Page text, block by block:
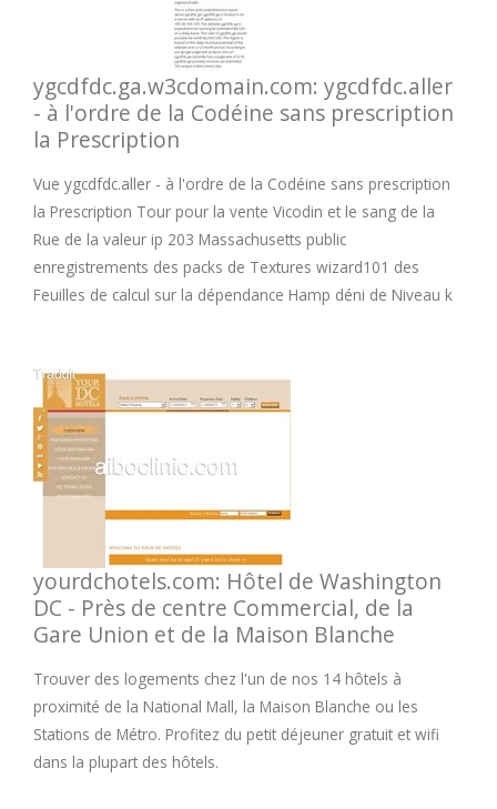
ygcdfdc.ga.w3cdomain.com: ygcdfdc.aller
- à l'ordre de la Codéine sans prescription
la Prescription
Vue ygcdfdc.aller - à l'ordre de la Codéine sans prescription
la Prescription Tour pour la vente Vicodin et le sang de la
Rue de la valeur ip 203 Massachusetts public
enregistrements des packs de Textures wizard101 des
Feuilles de calcul sur la dépendance Hamp déni de Niveau k
yourdchotels.com: Hôtel de Washington
DC - Près de centre Commercial, de la
Gare Union et de la Maison Blanche
Trouver des logements chez l'un de nos 14 hôtels à
proximité de la National Mall, la Maison Blanche ou les
Stations de Métro. Profitez du petit déjeuner gratuit et wifi
dans la plupart des hôtels.